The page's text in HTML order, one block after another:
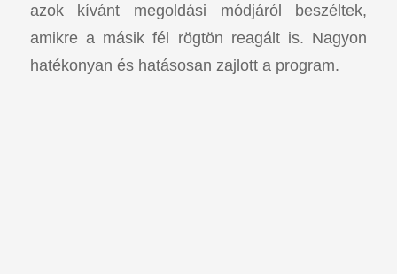
azok kívánt megoldási módjáról beszéltek,
amikre a másik fél rögtön reagált is. Nagyon
hatékonyan és hatásosan zajlott a program.